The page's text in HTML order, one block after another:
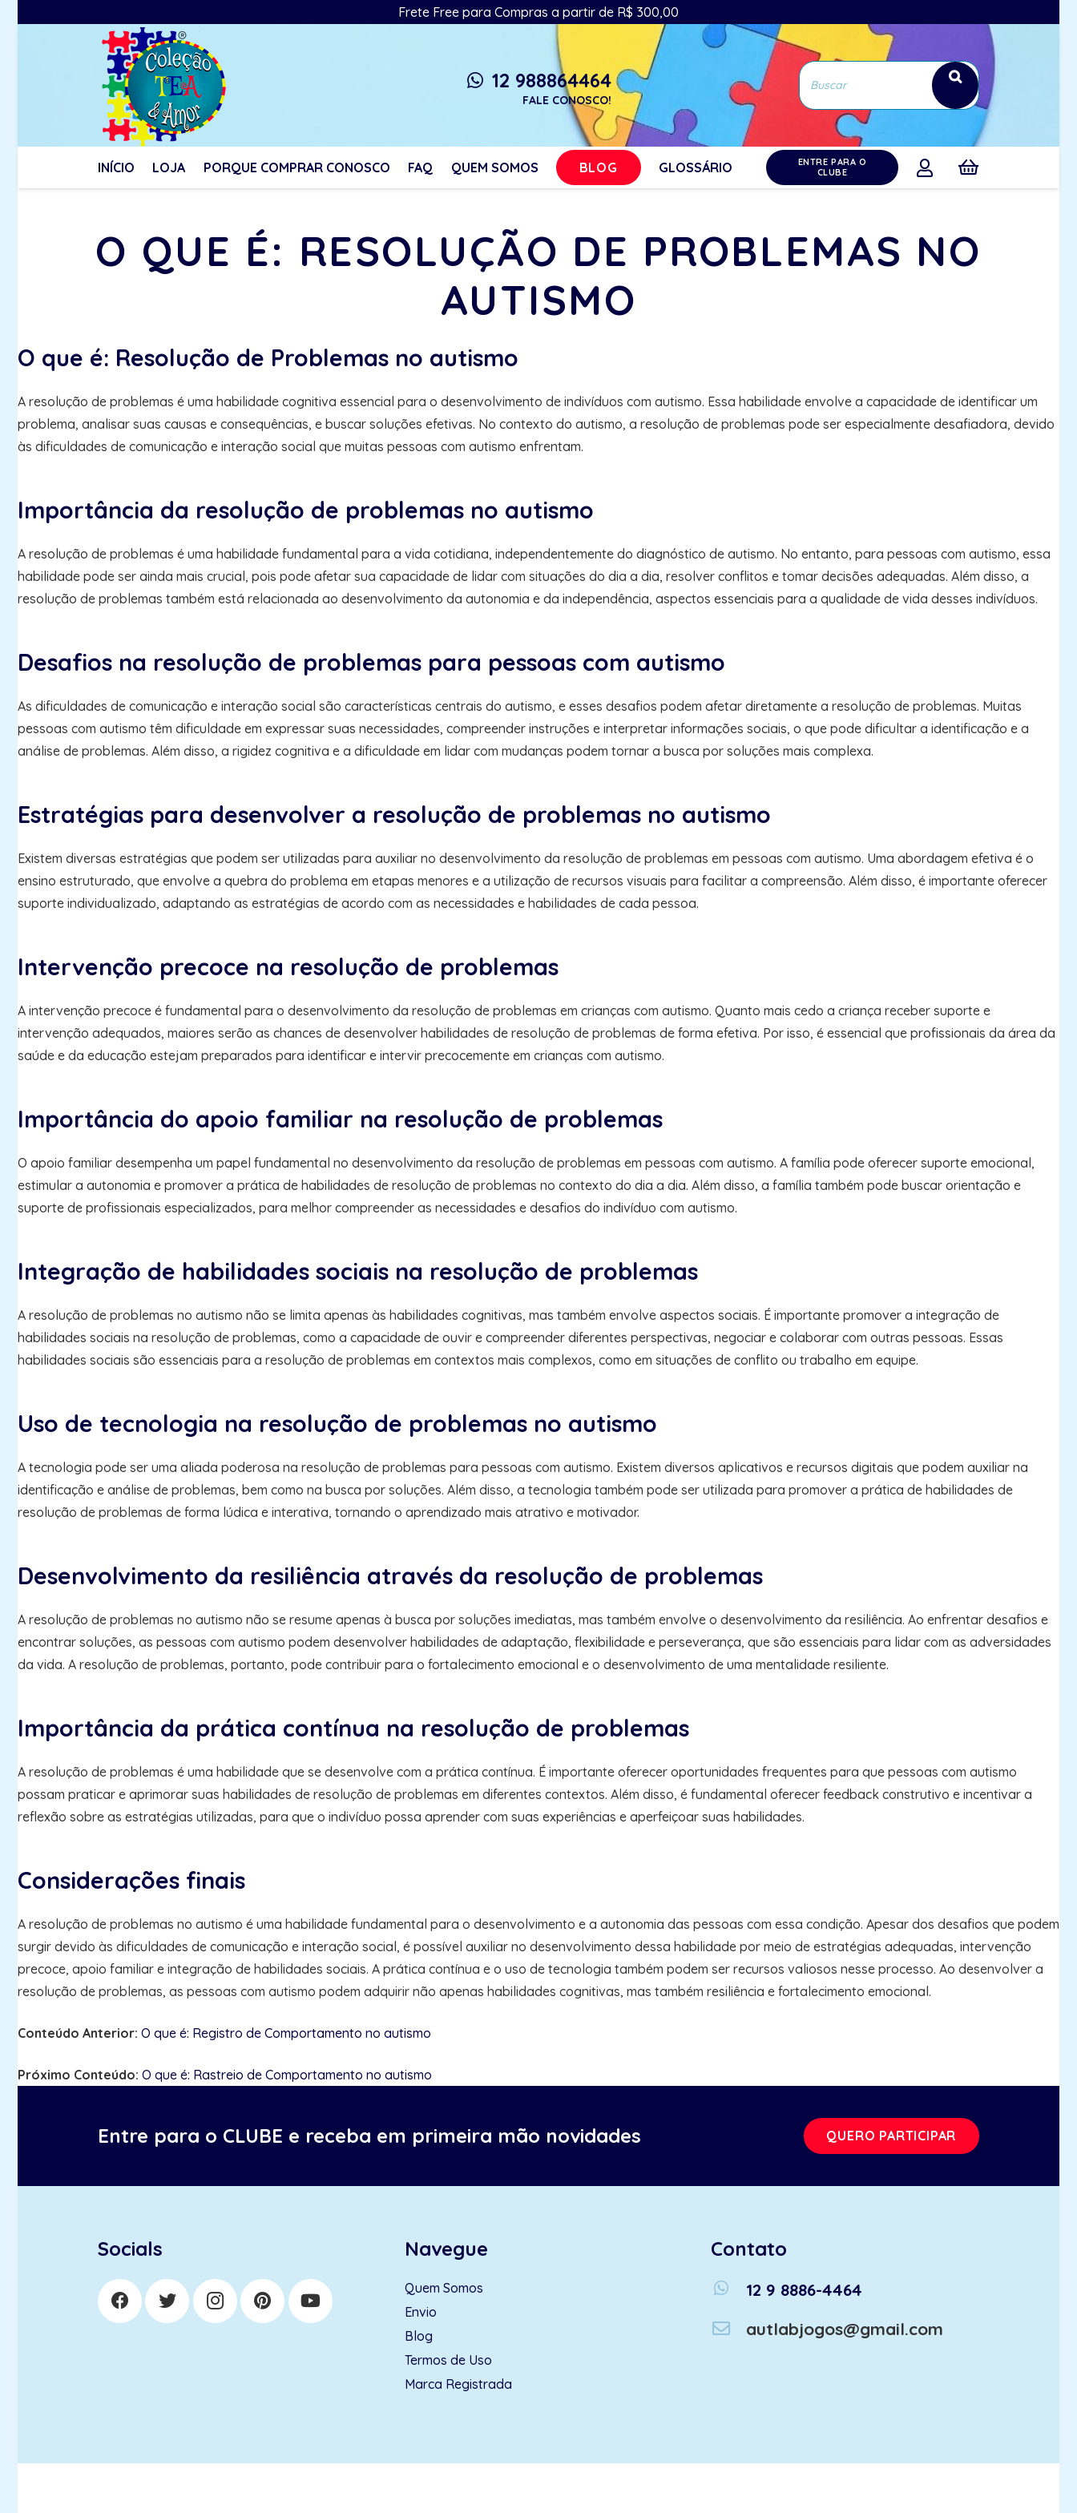
Frete Free para Compras a partir de R$ 300,00
whatsapp 12 988864464
FALE CONOSCO!
INÍCIO LOJA PORQUE COMPRAR CONOSCO FAQ QUEM SOMOS BLOG GLOSSÁRIO
ENTRE PARA O
CLUBE
O QUE É: RESOLUÇÃO DE PROBLEMAS NO
AUTISMO
O que é: Resolução de Problemas no autismo
A resolução de problemas é uma habilidade cognitiva essencial para o desenvolvimento de indivíduos com autismo. Essa habilidade envolve a capacidade de identificar um
problema, analisar suas causas e consequências, e buscar soluções efetivas. No contexto do autismo, a resolução de problemas pode ser especialmente desafiadora, devido
às dificuldades de comunicação e interação social que muitas pessoas com autismo enfrentam.
Importância da resolução de problemas no autismo
A resolução de problemas é uma habilidade fundamental para a vida cotidiana, independentemente do diagnóstico de autismo. No entanto, para pessoas com autismo, essa
habilidade pode ser ainda mais crucial, pois pode afetar sua capacidade de lidar com situações do dia a dia, resolver conflitos e tomar decisões adequadas. Além disso, a
resolução de problemas também está relacionada ao desenvolvimento da autonomia e da independência, aspectos essenciais para a qualidade de vida desses indivíduos.
Desafios na resolução de problemas para pessoas com autismo
As dificuldades de comunicação e interação social são características centrais do autismo, e esses desafios podem afetar diretamente a resolução de problemas. Muitas
pessoas com autismo têm dificuldade em expressar suas necessidades, compreender instruções e interpretar informações sociais, o que pode dificultar a identificação e a
análise de problemas. Além disso, a rigidez cognitiva e a dificuldade em lidar com mudanças podem tornar a busca por soluções mais complexa.
Estratégias para desenvolver a resolução de problemas no autismo
Existem diversas estratégias que podem ser utilizadas para auxiliar no desenvolvimento da resolução de problemas em pessoas com autismo. Uma abordagem efetiva é o
ensino estruturado, que envolve a quebra do problema em etapas menores e a utilização de recursos visuais para facilitar a compreensão. Além disso, é importante oferecer
suporte individualizado, adaptando as estratégias de acordo com as necessidades e habilidades de cada pessoa.
Intervenção precoce na resolução de problemas
A intervenção precoce é fundamental para o desenvolvimento da resolução de problemas em crianças com autismo. Quanto mais cedo a criança receber suporte e
intervenção adequados, maiores serão as chances de desenvolver habilidades de resolução de problemas de forma efetiva. Por isso, é essencial que profissionais da área da
saúde e da educação estejam preparados para identificar e intervir precocemente em crianças com autismo.
Importância do apoio familiar na resolução de problemas
O apoio familiar desempenha um papel fundamental no desenvolvimento da resolução de problemas em pessoas com autismo. A família pode oferecer suporte emocional,
estimular a autonomia e promover a prática de habilidades de resolução de problemas no contexto do dia a dia. Além disso, a família também pode buscar orientação e
suporte de profissionais especializados, para melhor compreender as necessidades e desafios do indivíduo com autismo.
Integração de habilidades sociais na resolução de problemas
A resolução de problemas no autismo não se limita apenas às habilidades cognitivas, mas também envolve aspectos sociais. É importante promover a integração de
habilidades sociais na resolução de problemas, como a capacidade de ouvir e compreender diferentes perspectivas, negociar e colaborar com outras pessoas. Essas
habilidades sociais são essenciais para a resolução de problemas em contextos mais complexos, como em situações de conflito ou trabalho em equipe.
Uso de tecnologia na resolução de problemas no autismo
A tecnologia pode ser uma aliada poderosa na resolução de problemas para pessoas com autismo. Existem diversos aplicativos e recursos digitais que podem auxiliar na
identificação e análise de problemas, bem como na busca por soluções. Além disso, a tecnologia também pode ser utilizada para promover a prática de habilidades de
resolução de problemas de forma lúdica e interativa, tornando o aprendizado mais atrativo e motivador.
Desenvolvimento da resiliência através da resolução de problemas
A resolução de problemas no autismo não se resume apenas à busca por soluções imediatas, mas também envolve o desenvolvimento da resiliência. Ao enfrentar desafios e
encontrar soluções, as pessoas com autismo podem desenvolver habilidades de adaptação, flexibilidade e perseverança, que são essenciais para lidar com as adversidades
da vida. A resolução de problemas, portanto, pode contribuir para o fortalecimento emocional e o desenvolvimento de uma mentalidade resiliente.
Importância da prática contínua na resolução de problemas
A resolução de problemas é uma habilidade que se desenvolve com a prática contínua. É importante oferecer oportunidades frequentes para que pessoas com autismo
possam praticar e aprimorar suas habilidades de resolução de problemas em diferentes contextos. Além disso, é fundamental oferecer feedback construtivo e incentivar a
reflexão sobre as estratégias utilizadas, para que o indivíduo possa aprender com suas experiências e aperfeiçoar suas habilidades.
Considerações finais
A resolução de problemas no autismo é uma habilidade fundamental para o desenvolvimento e a autonomia das pessoas com essa condição. Apesar dos desafios que podem
surgir devido às dificuldades de comunicação e interação social, é possível auxiliar no desenvolvimento dessa habilidade por meio de estratégias adequadas, intervenção
precoce, apoio familiar e integração de habilidades sociais. A prática contínua e o uso de tecnologia também podem ser recursos valiosos nesse processo. Ao desenvolver a
resolução de problemas, as pessoas com autismo podem adquirir não apenas habilidades cognitivas, mas também resiliência e fortalecimento emocional.
Conteúdo Anterior: O que é: Registro de Comportamento no autismo
Próximo Conteúdo: O que é: Rastreio de Comportamento no autismo
Entre para o CLUBE e receba em primeira mão novidades QUERO PARTICIPAR
Socials Navegue
Quem Somos
Envio
Blog
Termos de Uso
Marca Registrada
Contato
whatsapp
12 9 8886-4464
autlabjogos@gmail.com